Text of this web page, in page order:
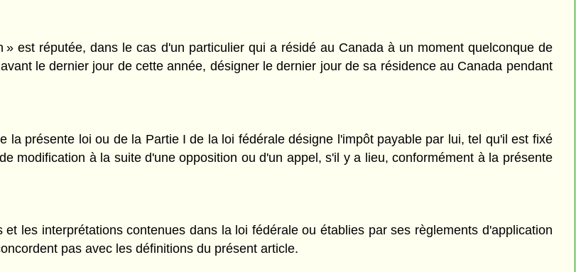
est réputée, dans le cas d'un particulier qui a résidé au Canada à un moment quelconque de
le dernier jour de cette année, désigner le dernier jour de sa résidence au Canada pendant
la présente loi ou de la Partie I de la loi fédérale désigne l'impôt payable par lui, tel qu'il est fixé
modification à la suite d'une opposition ou d'un appel, s'il y a lieu, conformément à la présente
les interprétations contenues dans la loi fédérale ou établies par ses règlements d'application
pas avec les définitions du présent article.